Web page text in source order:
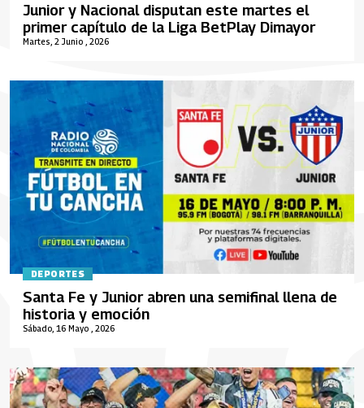
Martes, 2 Junio , 2026
Junior y Nacional disputan este martes el
primer capítulo de la Liga BetPlay Dimayor
DEPORTES
Sábado, 16 Mayo , 2026
Santa Fe y Junior abren una semifinal llena de
historia y emoción